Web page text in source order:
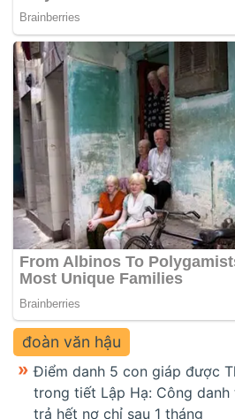
đoàn văn hậu
Điểm danh 5 con giáp được
trong tiết Lập Hạ: Công
trả hết nợ chỉ sau 1 tháng